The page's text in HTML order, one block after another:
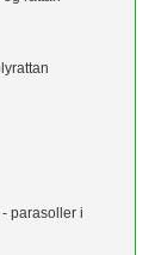
parasoller i